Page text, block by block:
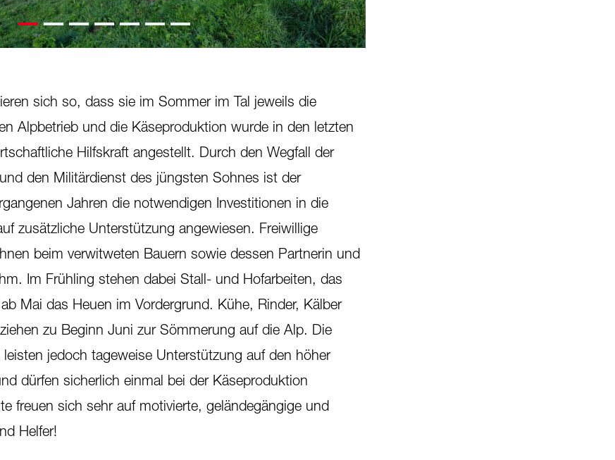
sich so, dass sie im Sommer im Tal jeweils die
Alpbetrieb und die Käseproduktion wurde in den letzten
Hilfskraft angestellt. Durch den Wegfall der
den Militärdienst des jüngsten Sohnes ist der
Jahren die notwendigen Investitionen in die
zusätzliche Unterstützung angewiesen. Freiwillige
beim verwitweten Bauern sowie dessen Partnerin und
Im Frühling stehen dabei Stall- und Hofarbeiten, das
Mai das Heuen im Vordergrund. Kühe, Rinder, Kälber
zu Beginn Juni zur Sömmerung auf die Alp. Die
leisten jedoch tageweise Unterstützung auf den höher
dürfen sicherlich einmal bei der Käseproduktion
freuen sich sehr auf motivierte, geländegängige und
Helfer!